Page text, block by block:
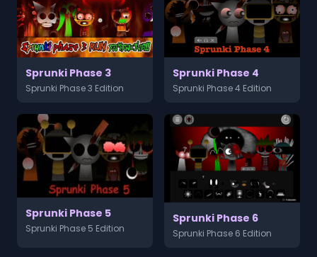
Sprunki Phase 3
Sprunki Phase 3 Edition
Sprunki Phase 4
Sprunki Phase 4 Edition
Sprunki Phase 5
Sprunki Phase 5 Edition
Sprunki Phase 6
Sprunki Phase 6 Edition